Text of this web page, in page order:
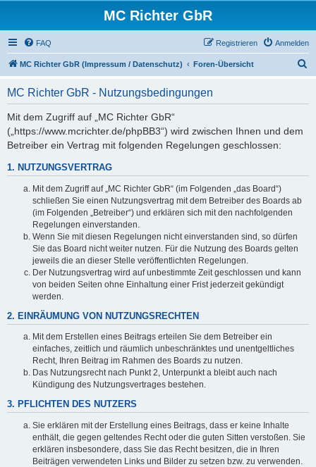
MC Richter GbR
FAQ Anmelden
Registrieren
MC Richter GbR (Impressum / Datenschutz) Foren-Übersicht
MC Richter GbR - Nutzungsbedingungen
Mit dem Zugriff auf „MC Richter GbR“
(„https://www.mcrichter.de/phpBB3“) wird zwischen Ihnen und dem
Betreiber ein Vertrag mit folgenden Regelungen geschlossen:
1. NUTZUNGSVERTRAG
Mit dem Zugriff auf „MC Richter GbR“ (im Folgenden „das Board“)
schließen Sie einen Nutzungsvertrag mit dem Betreiber des Boards ab
(im Folgenden „Betreiber“) und erklären sich mit den nachfolgenden
Regelungen einverstanden.
Wenn Sie mit diesen Regelungen nicht einverstanden sind, so dürfen
Sie das Board nicht weiter nutzen. Für die Nutzung des Boards gelten
jeweils die an dieser Stelle veröffentlichten Regelungen.
Der Nutzungsvertrag wird auf unbestimmte Zeit geschlossen und kann
von beiden Seiten ohne Einhaltung einer Frist jederzeit gekündigt
werden.
2. EINRÄUMUNG VON NUTZUNGSRECHTEN
Mit dem Erstellen eines Beitrags erteilen Sie dem Betreiber ein
einfaches, zeitlich und räumlich unbeschränktes und unentgeltliches
Recht, Ihren Beitrag im Rahmen des Boards zu nutzen.
Das Nutzungsrecht nach Punkt 2, Unterpunkt a bleibt auch nach
Kündigung des Nutzungsvertrages bestehen.
3. PFLICHTEN DES NUTZERS
Sie erklären mit der Erstellung eines Beitrags, dass er keine Inhalte
enthält, die gegen geltendes Recht oder die guten Sitten verstoßen. Sie
erklären insbesondere, dass Sie das Recht besitzen, die in Ihren
Beiträgen verwendeten Links und Bilder zu setzen bzw. zu verwenden.